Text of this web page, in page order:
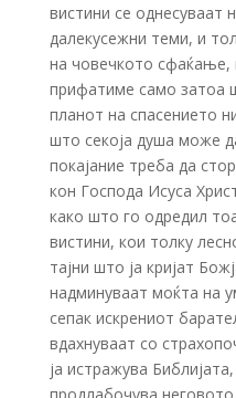
вистини се однесуваат
далекусежни теми, и
на човечкото
прифатиме само затоа
планот на спасението
што секоја душа може
покајание треба да
кон Господа Исуса
како што го одредил
вистини, кои толку
тајни што ја кријат
надминуваат моќта на
сепак искрениот
вдахнуваат со
ја истражува